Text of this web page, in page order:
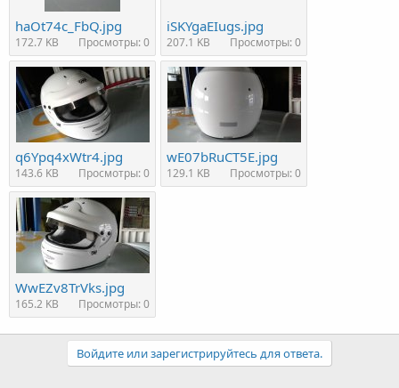
haOt74c_FbQ.jpg
172.7 KB Просмотры: 0
iSKYgaEIugs.jpg
207.1 KB Просмотры: 0
q6Ypq4xWtr4.jpg
143.6 KB Просмотры: 0
wE07bRuCT5E.jpg
129.1 KB Просмотры: 0
WwEZv8TrVks.jpg
165.2 KB Просмотры: 0
Войдите или зарегистрируйтесь для ответа.